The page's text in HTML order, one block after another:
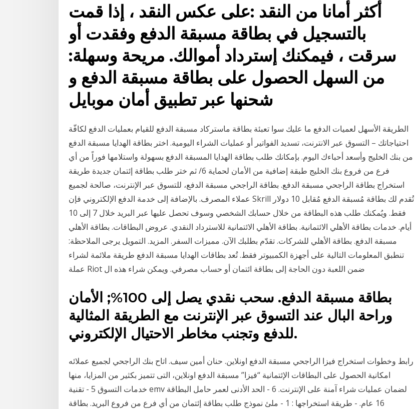
أكثر أمانا من النقد :على عكس النقد ، إذا قمت
بالتسجيل في بطاقة مسبقة الدفع وفقدت أو
سرقت ، فيمكنك إسترداد أموالك. مريحة وسهلة:
من السهل الحصول على بطاقة مسبقة الدفع و
شحنها عبر تطبيق أمان موبايل
الطريقة الأسهل لعميات الدفع ما عليك سوا تعبئة بطاقة ماستركاد مسبقة الدفع للقيام بعمليات الدفع لكافّة
احتياجاتك – التسوق عبر الانترنت، تسديد الفواتير أو عمليات الشراء اليومية. اختر بطاقة الهدايا مسبقة الدفع
من بنك الخليج وأسعد أحباءك اليوم. بإمكانك طلب بطاقة الهدايا المسبقة الدفع بسهولة واستلامها فوراً من أي
فرع من فروع بنك الخليج طبقة إضافية من الأمان لحماية 6/ ثم ختر طلب بطاقة إئتمان جديدة طريقة
استخراج بطاقة الراجحي مسبقة الدفع. بطاقة الراجحي مسبقة الدفع، للتسوق عبر الإنترنت، صالحة لجميع
عملاء المصرف. بالإضافة إلى خدمة الدفع الإلكتروني فإن Skrill تُقدم لك بطاقة مُسبقة الدفع مُقابل 10 دولار
فقط. ويُمكنك طلب هذه البطاقة من خلال حسابك الشخصي وسوف تحصل عليها عبر البريد خلال 7 إلى 10
أيام. خدمات بطاقة الأهلي الائتمانية. بطاقة الأهلي الائتمانية للاسترداد النقدي. عروض البطاقات. بطاقة الأهلي
مسبقة الدفع. بطاقة الأهلي للشركات. تقدّم بطلبك الآن. مميزات السفر. المزيد. التمويل يرجى الملاحظة:
تنطبق المعلومات التالية على أجهزة الكمبيوتر فقط. تُعد بطاقات الهدايا مسبقة الدفع طريقة ملائمة لشراء
عملة Riot ضمن اللعبة دون الحاجة إلى بطاقة ائتمان أو حساب مصرفي. ويمكن شراء هذه ال
بطاقة مسبقة الدفع. سحب نقدي يصل إلى 100%; الأمان
وراحة البال عند التسوق عبر الإنترنت مع الطريقة المثالية
للدفع وتجنب مخاطر الاحتيال الإلكتروني.
رابط وخطوات استخراج فيزا الراجحي مسبقة الدفع اونلاين. حنان أمين سيف. اتاح بنك الراجحي لجميع عملائه
امكانية الحصول على البطاقات الإئتمانية “فيزا” مسبقة الدفع اونلاين، التى تتميز بكثير من المزايا، منها
خدمات التسوق 5 - تقنية emv لضمان عمليات شراء آمنة على الإنترنت. 6 - الحد الأدنى لعمر حامل البطاقة
16 عام. - طريقة استخراجها : 1 - ملئ نموذج طلب بطاقة إئتمان من أي فرع من فروع البريد. بطاقة